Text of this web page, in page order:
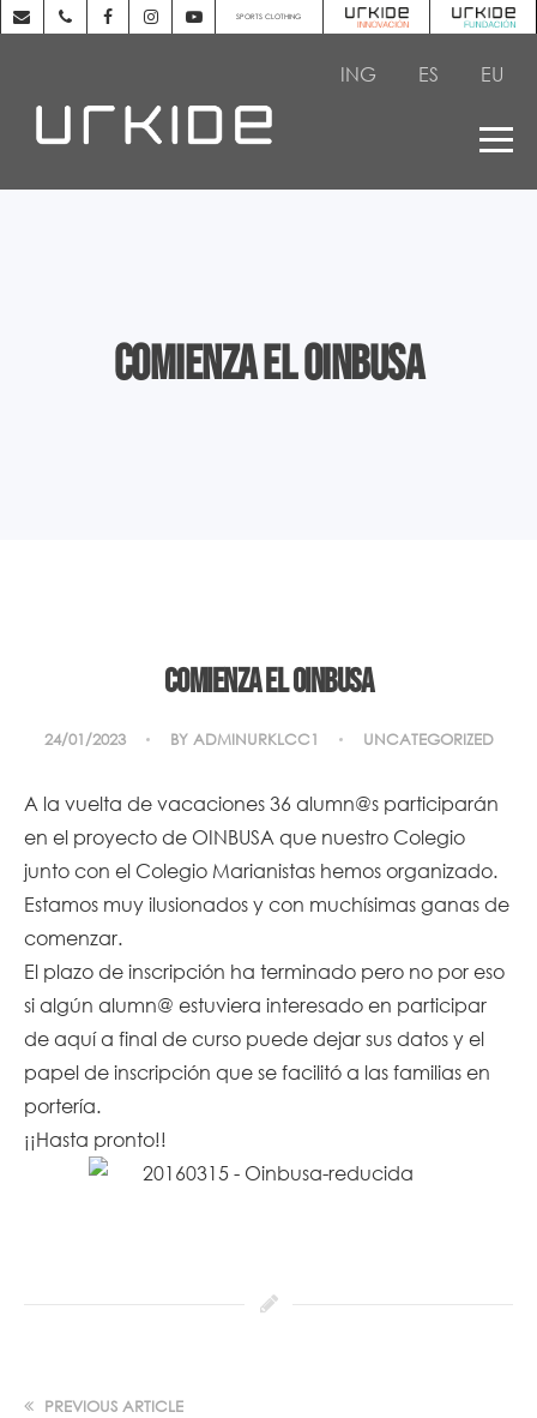
SPORTS CLOTHING
ING ES EU
COMIENZA EL OINBUSA
COMIENZA EL OINBUSA
24/01/2023 BY ADMINURKLCC1 UNCATEGORIZED
A la vuelta de vacaciones 36 alumn@s participarán
en el proyecto de OINBUSA que nuestro Colegio
junto con el Colegio Marianistas hemos organizado.
Estamos muy ilusionados y con muchísimas ganas de
comenzar.
El plazo de inscripción ha terminado pero no por eso
si algún alumn@ estuviera interesado en participar
de aquí a final de curso puede dejar sus datos y el
papel de inscripción que se facilitó a las familias en
portería.
¡¡Hasta pronto!!
PREVIOUS ARTICLE